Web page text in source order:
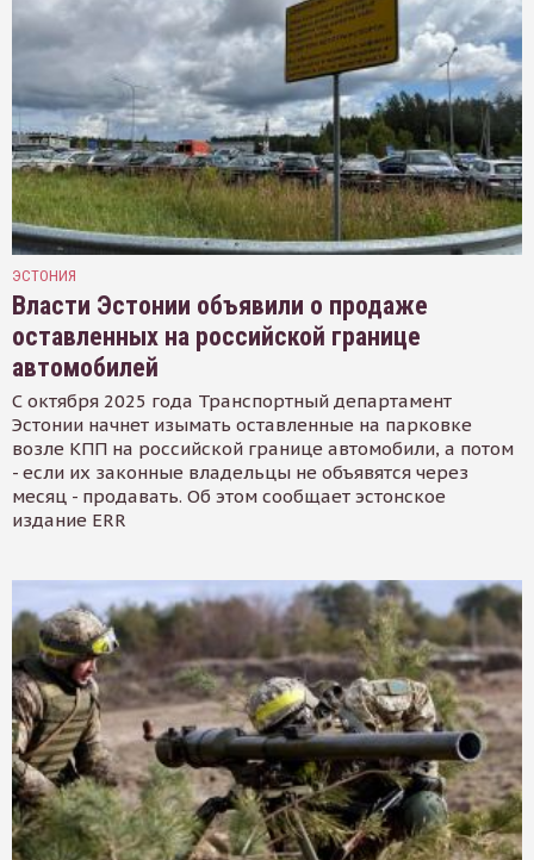
ЭСТОНИЯ
Власти Эстонии объявили о продаже
оставленных на российской границе
автомобилей
С октября 2025 года Транспортный департамент
Эстонии начнет изымать оставленные на парковке
возле КПП на российской границе автомобили, а потом
- если их законные владельцы не объявятся через
месяц - продавать. Об этом сообщает эстонское
издание ERR